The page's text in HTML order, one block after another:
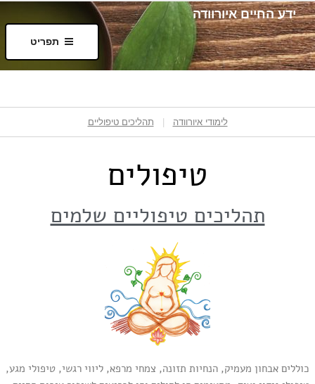
ידע החיים איורוודה
תפריט
לימודי איורוודה תהליכים טיפוליים
טיפולים
תהליכים טיפוליים שלמים
כוללים אבחון מעמיק, הנחיות תזונה, צמחי מרפא, ליווי רגשי, טיפולי מגע,